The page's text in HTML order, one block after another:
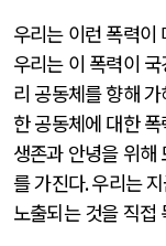
우리는 이런 폭력이
우리는 이 폭력이
리 공동체를 향해
한 공동체에 대한
생존과 안녕을 위해
를 가진다.우리는
노출되는 것을 직접